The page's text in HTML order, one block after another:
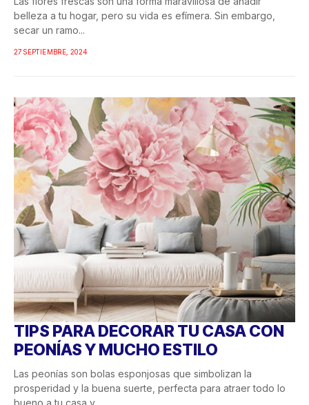
belleza a tu hogar, pero su vida es efímera. Sin embargo,
secar un ramo...
27 SEPTIEMBRE, 2024
TIPS PARA DECORAR TU CASA CON
PEONÍAS Y MUCHO ESTILO
Las peonías son bolas esponjosas que simbolizan la
prosperidad y la buena suerte, perfecta para atraer todo lo